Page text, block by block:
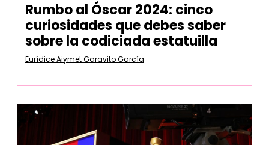
Rumbo al Óscar 2024: cinco
curiosidades que debes saber
sobre la codiciada estatuilla
Eurídice Aiymet Garavito García